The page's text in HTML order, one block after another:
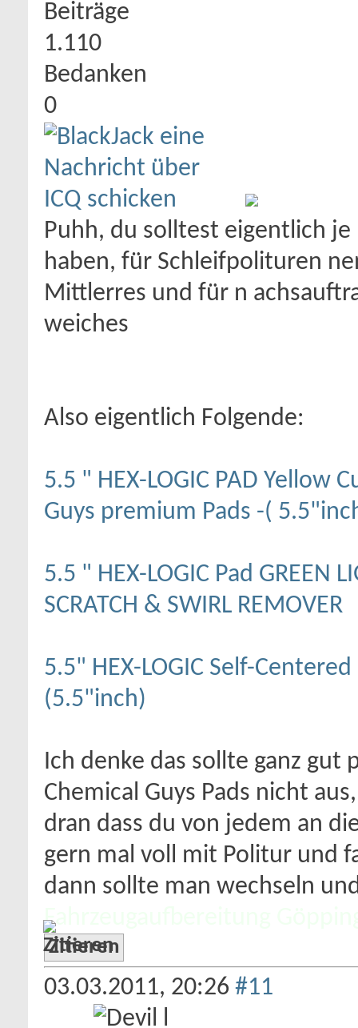
Beiträge
1.110
Bedanken
0
Puhh, du solltest eigentlich
haben, für Schleifpolituren
Mittlerres und für n
weiches
Also eigentlich Folgende:
5.5 " HEX-LOGIC PAD Yellow
Guys premium Pads -(
5.5 " HEX-LOGIC Pad GREEN
SCRATCH & SWIRL REMOVER
5.5" HEX-LOGIC Self-Centered
(5.5"inch)
Ich denke das sollte ganz gut
Chemical Guys Pads nicht
dran dass du von jedem an
gern mal voll mit Politur und
dann sollte man wechseln
Fahrzeugaufbereitung
Zitieren
03.03.2011, 20:26 #11